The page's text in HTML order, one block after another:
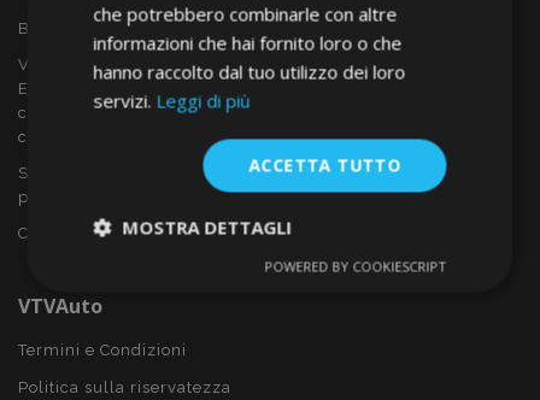
Benvenuto a VTVAUTO
VTVAUTO è rivenditore e fornitore all'ingrosso in tutta
Europa, di accessori per auto come:
copricerchi, deflettori, coprisedili, tappetini per auto,
coperchi cromati, rollbars ecc.
Sei interessato al dropshipping o vuoi diventare nostro
partner?
Contattaci oggi stesso!
VTVAuto
Termini e Condizioni
Politica sulla riservatezza
che potrebbero combinarle con altre
informazioni che hai fornito loro o che
hanno raccolto dal tuo utilizzo dei loro
servizi. Leggi di più
ACCETTA TUTTO
MOSTRA DETTAGLI
Performance
Targeting
POWERED BY COOKIESCRIPT